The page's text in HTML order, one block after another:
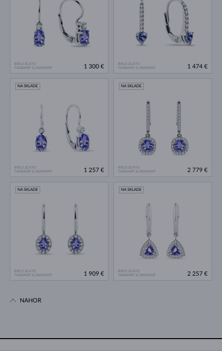
BIELE ZLATO
TANZANIT & DIAMANT
1 300 €
BIELE ZLATO
TANZANIT & DIAMANT
1 474 €
BIELE ZLATO
TANZANIT & DIAMANT
NA SKLADE
1 257 €
BIELE ZLATO
TANZANIT & DIAMANT
NA SKLADE
2 779 €
BIELE ZLATO
TANZANIT & DIAMANT
NA SKLADE
1 909 €
BIELE ZLATO
TANZANIT & DIAMANT
NA SKLADE
2 257 €
NAHOR